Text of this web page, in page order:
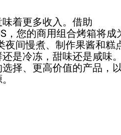
着更多收入。借助
，您的商用组合烤箱将成
间慢煮、制作果酱和糕
是冷冻，甜味还是咸味。
择、更高价值的产品，以